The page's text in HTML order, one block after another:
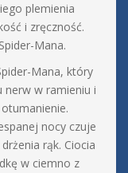
plemienia
i zręczność.
Mana.
Mana, który
nerw w ramieniu i
nocy czuje
rąk. Ciocia
w ciemno z